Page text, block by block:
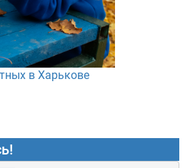
в Харькове